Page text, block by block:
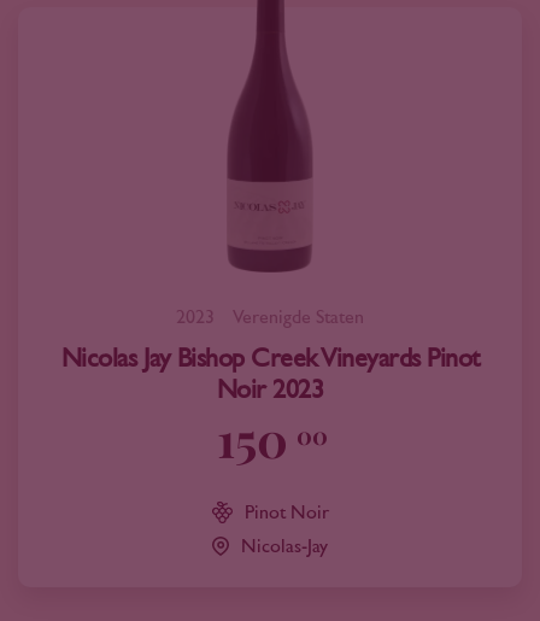
2023 Verenigde Staten
Nicolas Jay Bishop Creek Vineyards Pinot
Noir 2023
150 00
Pinot Noir
Nicolas-Jay